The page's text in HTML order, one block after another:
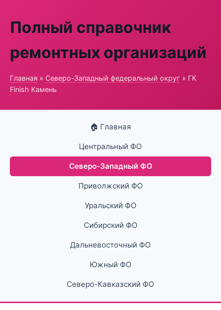
Полный справочник
ремонтных организаций
Главная » Северо-Западный федеральный округ » ГК
Finish Камень
🏠 Главная
Центральный ФО
Северо-Западный ФО
Приволжский ФО
Уральский ФО
Сибирский ФО
Дальневосточный ФО
Южный ФО
Северо-Кавказский ФО